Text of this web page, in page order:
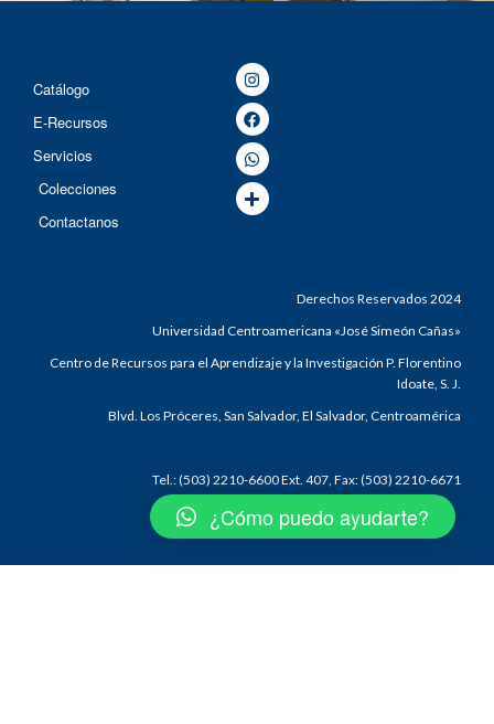
Catálogo
E-Recursos
Servicios
Colecciones
Contactanos
Derechos Reservados 2024
Universidad Centroamericana «José Simeón Cañas»
Centro de Recursos para el Aprendizaje y la Investigación P. Florentino
Idoate, S. J.
Blvd. Los Próceres, San Salvador, El Salvador, Centroamérica
Tel.: (503) 2210-6600 Ext. 407, Fax: (503) 2210-6671
¿Cómo puedo ayudarte?